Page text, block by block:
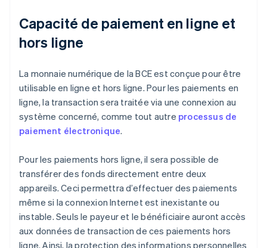
Capacité de paiement en ligne et
hors ligne
La monnaie numérique de la BCE est conçue pour être
utilisable en ligne et hors ligne. Pour les paiements en
ligne, la transaction sera traitée via une connexion au
système concerné, comme tout autre processus de
paiement électronique.
Pour les paiements hors ligne, il sera possible de
transférer des fonds directement entre deux
appareils. Ceci permettra d’effectuer des paiements
même si la connexion Internet est inexistante ou
instable. Seuls le payeur et le bénéficiaire auront accès
aux données de transaction de ces paiements hors
ligne. Ainsi, la protection des informations personnelles